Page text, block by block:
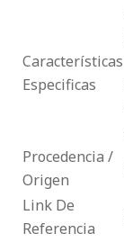
Características
Especificas
Procedencia /
Origen
Link De
Referencia